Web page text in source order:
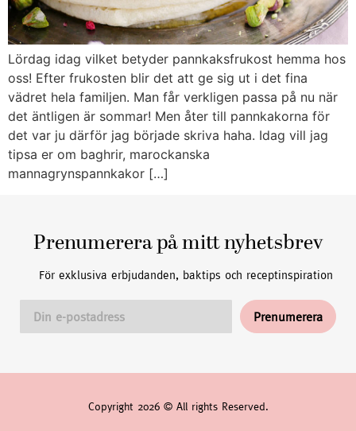
Lördag idag vilket betyder pannkaksfrukost hemma hos
oss! Efter frukosten blir det att ge sig ut i det fina
vädret hela familjen. Man får verkligen passa på nu när
det äntligen är sommar! Men åter till pannkakorna för
det var ju därför jag började skriva haha. Idag vill jag
tipsa er om baghrir, marockanska
mannagrynspannkakor […]
Prenumerera på mitt nyhetsbrev
För exklusiva erbjudanden, baktips och receptinspiration
Copyright 2026 © All rights Reserved.